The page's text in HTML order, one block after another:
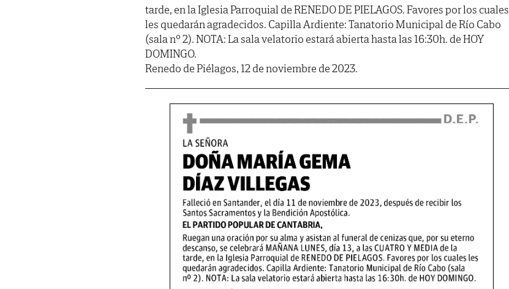
tarde, en la Iglesia Parroquial de RENEDO DE PIELAGOS. Favores por los cuales
les quedarán agradecidos. Capilla Ardiente: Tanatorio Municipal de Río Cabo
(sala nº 2). NOTA: La sala velatorio estará abierta hasta las 16:30h. de HOY
DOMINGO.
Renedo de Piélagos, 12 de noviembre de 2023.